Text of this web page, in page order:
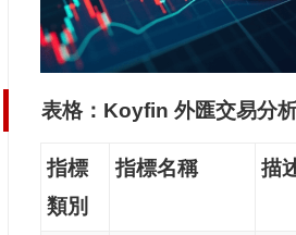
表格：Koyfin 外匯交易分
指標
類別
指標名稱 描